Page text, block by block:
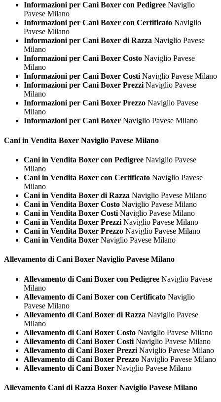
Informazioni per Cani Boxer con Pedigree Naviglio
Pavese Milano
Informazioni per Cani Boxer con Certificato Naviglio
Pavese Milano
Informazioni per Cani Boxer di Razza Naviglio Pavese
Milano
Informazioni per Cani Boxer Costo Naviglio Pavese
Milano
Informazioni per Cani Boxer CostiNaviglio Pavese Milano
Informazioni per Cani Boxer PrezziNaviglio Pavese
Milano
Informazioni per Cani Boxer Prezzo Naviglio Pavese
Milano
Informazioni per Cani Boxer Naviglio Pavese Milano
Cani in Vendita Boxer Naviglio Pavese Milano
Cani in Vendita Boxer con Pedigree Naviglio Pavese
Milano
Cani in Vendita Boxer con Certificato Naviglio Pavese
Milano
Cani in Vendita Boxer di Razza Naviglio Pavese Milano
Cani in Vendita Boxer Costo Naviglio Pavese Milano
Cani in Vendita Boxer Costi Naviglio Pavese Milano
Cani in Vendita Boxer Prezzi Naviglio Pavese Milano
Cani in Vendita Boxer Prezzo Naviglio Pavese Milano
Cani in Vendita Boxer Naviglio Pavese Milano
Allevamento di Cani Boxer Naviglio Pavese Milano
Allevamento di Cani Boxer con Pedigree Naviglio Pavese
Milano
Allevamento di Cani Boxer con Certificato Naviglio
Pavese Milano
Allevamento di Cani Boxer di Razza Naviglio Pavese
Milano
Allevamento di Cani Boxer Costo Naviglio Pavese Milano
Allevamento di Cani Boxer Costi Naviglio Pavese Milano
Allevamento di Cani Boxer Prezzi Naviglio Pavese Milano
Allevamento di Cani Boxer Prezzo Naviglio Pavese Milano
Allevamento di Cani Boxer Naviglio Pavese Milano
Allevamento Cani di Razza Boxer Naviglio Pavese Milano